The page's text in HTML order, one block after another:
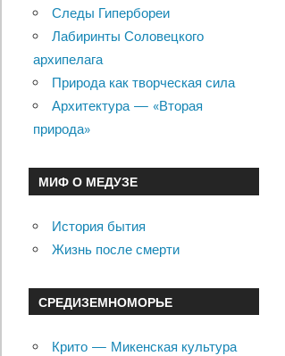
Следы Гипербореи
Лабиринты Соловецкого
архипелага
Природа как творческая сила
Архитектура — «Вторая
природа»
МИФ О МЕДУЗЕ
История бытия
Жизнь после смерти
СРЕДИЗЕМНОМОРЬЕ
Крито — Микенская культура